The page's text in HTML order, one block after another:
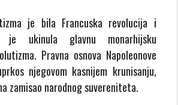
je bila Francuska revolucija i
je ukinula glavnu monarhijsku
Pravna osnova Napoleonove
njegovom kasnijem krunisanju,
zamisao narodnog suvereniteta.